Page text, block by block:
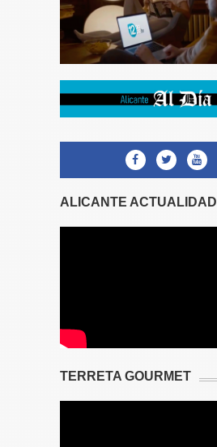
ALICANTE ACTUALIDAD
TERRETA GOURMET